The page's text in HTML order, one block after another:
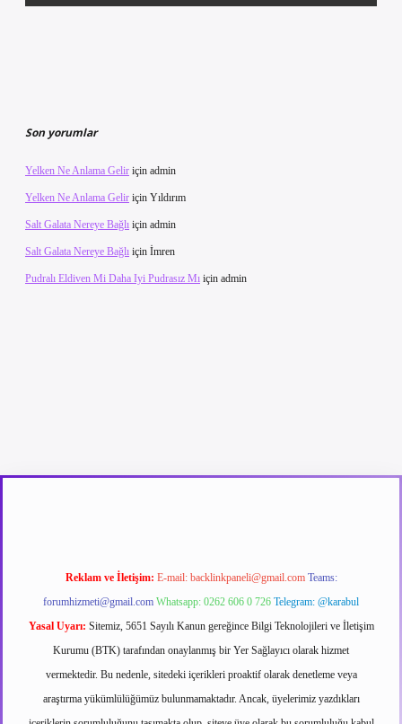
Son yorumlar
Yelken Ne Anlama Gelir için admin
Yelken Ne Anlama Gelir için Yıldırım
Salt Galata Nereye Bağlı için admin
Salt Galata Nereye Bağlı için İmren
Pudralı Eldiven Mi Daha Iyi Pudrasız Mı için admin
Reklam ve İletişim: E-mail: backlinkpaneli@gmail.com Teams:
forumhizmeti@gmail.com Whatsapp: 0262 606 0 726 Telegram: @karabul
Yasal Uyarı: Sitemiz, 5651 Sayılı Kanun gereğince Bilgi Teknolojileri ve İletişim
Kurumu (BTK) tarafından onaylanmış bir Yer Sağlayıcı olarak hizmet
vermektedir. Bu nedenle, sitedeki içerikleri proaktif olarak denetleme veya
araştırma yükümlülüğümüz bulunmamaktadır. Ancak, üyelerimiz yazdıkları